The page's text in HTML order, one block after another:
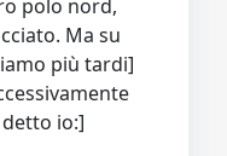
polo nord,
Ma su
più tardi]
io:]